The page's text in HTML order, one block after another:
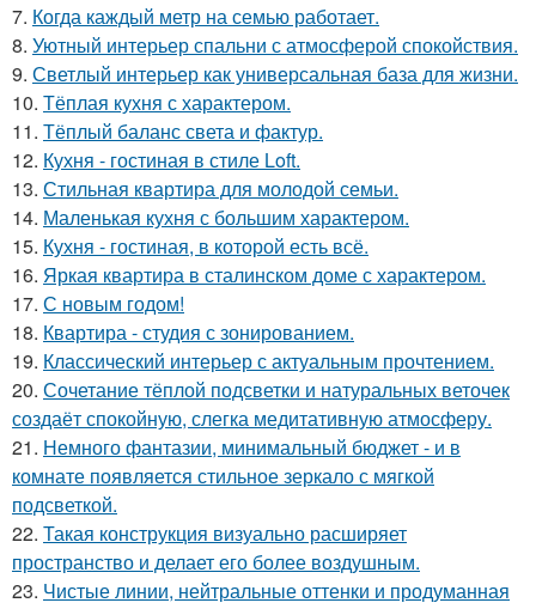
7. Когда каждый метр на семью работает.
8. Уютный интерьер спальни с атмосферой спокойствия.
9. Светлый интерьер как универсальная база для жизни.
10. Тёплая кухня с характером.
11. Тёплый баланс света и фактур.
12. Кухня - гостиная в стиле Loft.
13. Стильная квартира для молодой семьи.
14. Маленькая кухня с большим характером.
15. Кухня - гостиная, в которой есть всё.
16. Яркая квартира в сталинском доме с характером.
17. С новым годом!
18. Квартира - студия с зонированием.
19. Классический интерьер с актуальным прочтением.
20. Сочетание тёплой подсветки и натуральных веточек
создаёт спокойную, слегка медитативную атмосферу.
21. Немного фантазии, минимальный бюджет - и в
комнате появляется стильное зеркало с мягкой
подсветкой.
22. Такая конструкция визуально расширяет
пространство и делает его более воздушным.
23. Чистые линии, нейтральные оттенки и продуманная